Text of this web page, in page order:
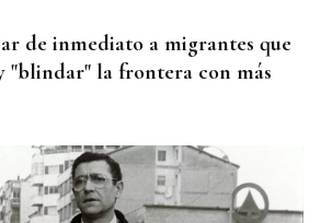
de inmediato a migrantes que
"blindar" la frontera con más